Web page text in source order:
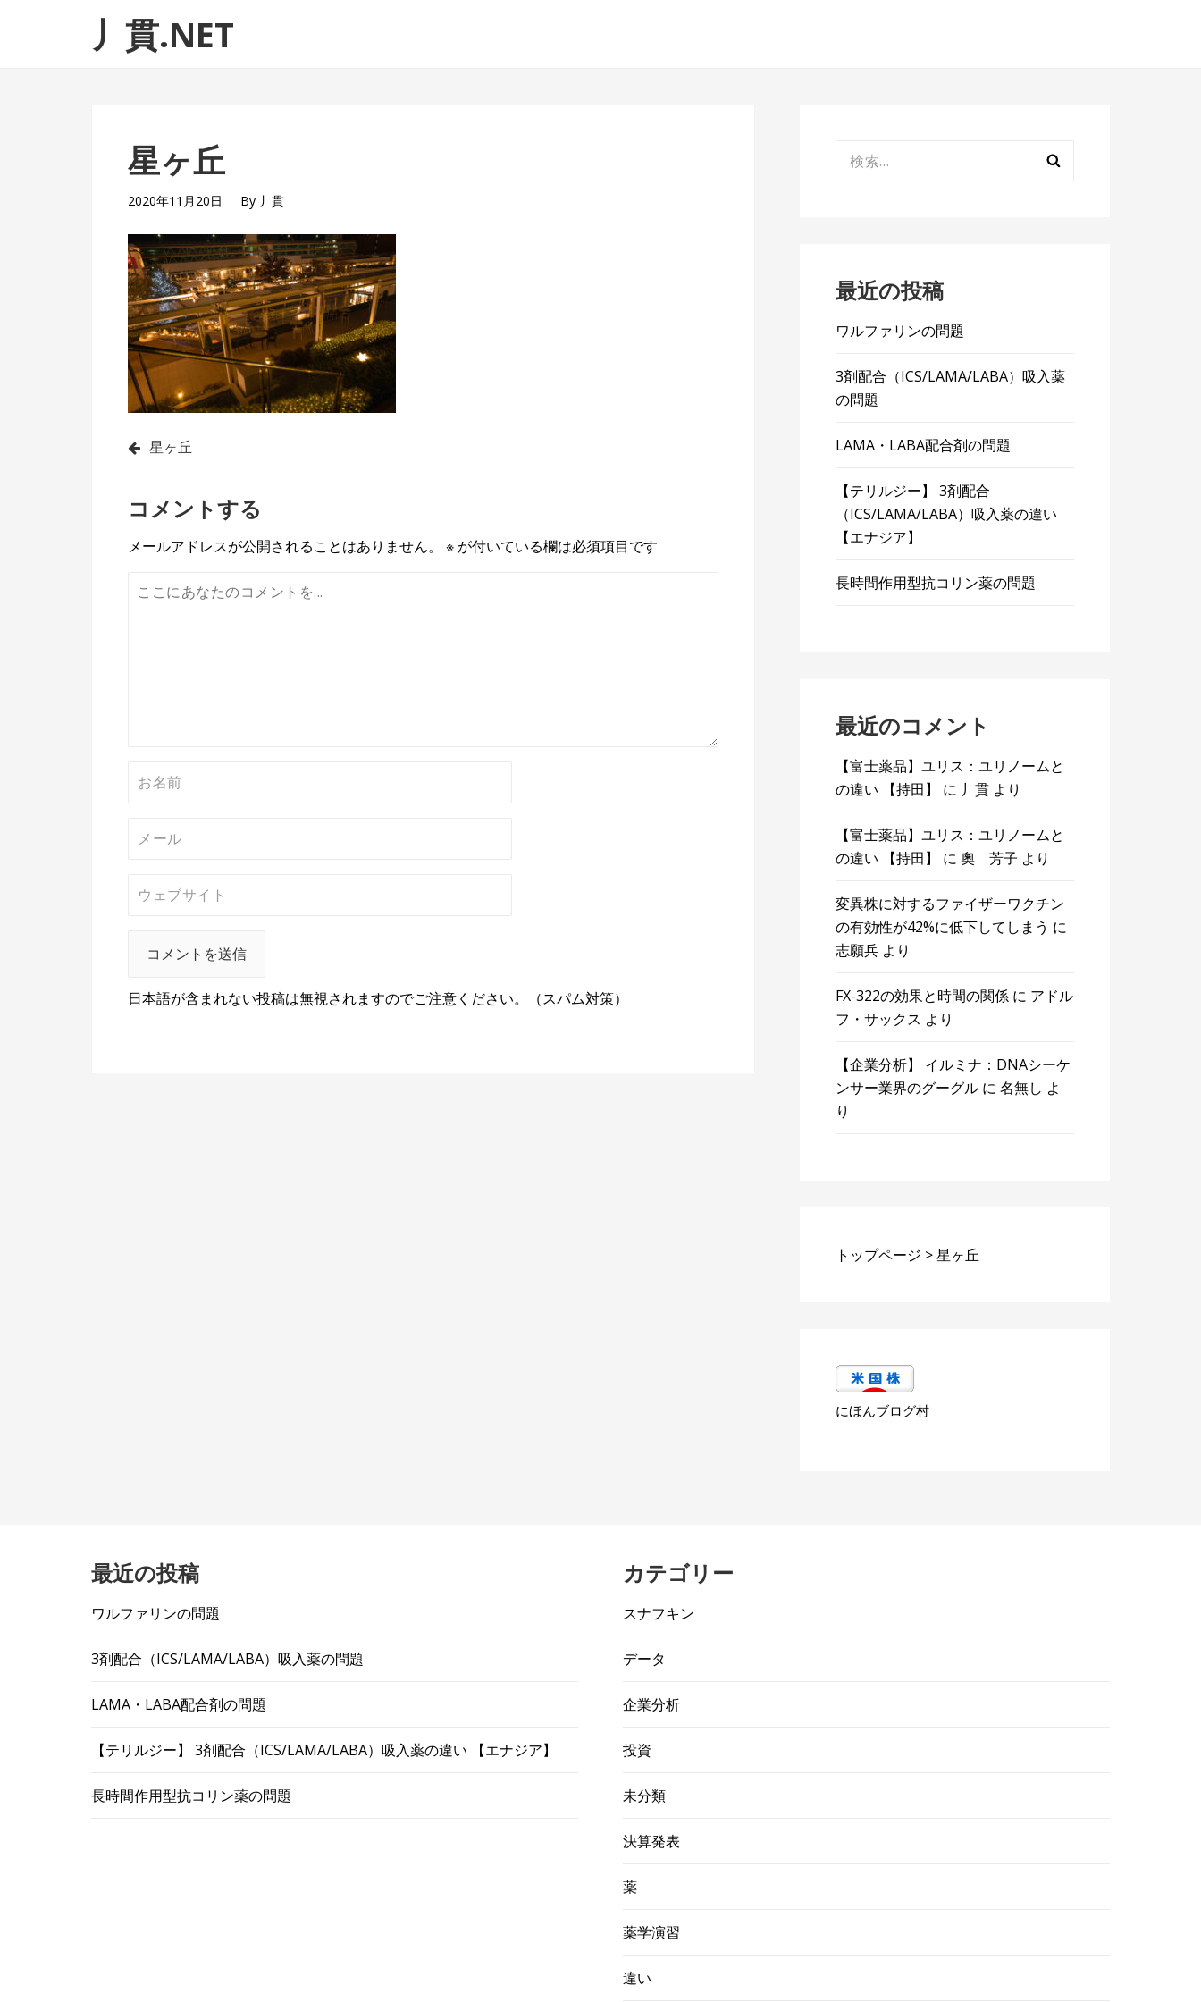
ゲ
テ丿貫.NET
星ヶ丘
2020年11月20日 By 丿貫
投
ナ
ビ
ゲ
星ヶ丘
コメントする
メールアドレスが公開されることはありません。 ※ が付いている欄は必須項目です
日本語が含まれない投稿は無視されますのでご注意ください。（スパム対策）
索:
最近の投稿
ワルファリンの問題
3剤配合（ICS/LAMA/LABA）吸入薬
の問題
LAMA・LABA配合剤の問題
【テリルジー】 3剤配合
（ICS/LAMA/LABA）吸入薬の違い
【エナジア】
長時間作用型抗コリン薬の問題
最近のコメント
【富士薬品】ユリス：ユリノームと
の違い 【持田】
に 丿貫 より
【富士薬品】ユリス：ユリノームと
の違い 【持田】
に奧 芳子 より
変異株に対するファイザーワクチン
の有効性が42%に低下してしまう に
志願兵 より
FX-322の効果と時間の関係 に アドル
フ・サックス より
【企業分析】 イルミナ：DNAシーケ
ンサー業界のグーグル に名無し よ
り
トップページ >星ヶ丘
にほんブログ村
最近の投稿
ワルファリンの問題
3剤配合（ICS/LAMA/LABA）吸入薬の問題
LAMA・LABA配合剤の問題
【テリルジー】 3剤配合（ICS/LAMA/LABA）吸入薬の違い 【エナジア】
長時間作用型抗コリン薬の問題
カテゴリー
スナフキン
データ
企業分析
投資
未分類
決算発表
薬
薬学演習
違い